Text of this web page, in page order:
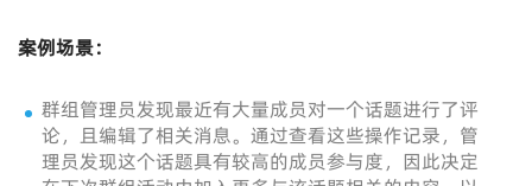
案例场景：
群组管理员发现最近有大量成员对一个话题进行了评
论，且编辑了相关消息。通过查看这些操作记录，管
理员发现这个话题具有较高的成员参与度，因此决定